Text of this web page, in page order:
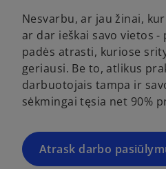
Nesvarbu, ar jau žinai,
ar dar ieškai savo vietos -
padės atrasti, kuriose
geriausi. Be to, atlikus
darbuotojais tampa ir
sėkmingai tęsia net 90%
Atrask darbo